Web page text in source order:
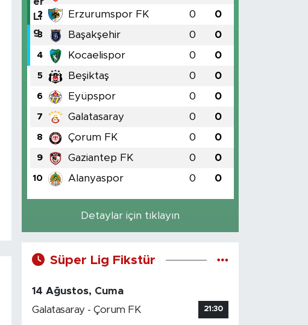
2 Erzurumspor FK 0 0
3 Başakşehir 0 0
4 Kocaelispor 0 0
5 Beşiktaş 0 0
6 Eyüpspor 0 0
7 Galatasaray 0 0
8 Çorum FK 0 0
9 Gaziantep FK 0 0
10 Alanyaspor 0 0
Detaylar için tıklayın
Süper Lig Fikstür
14 Ağustos, Cuma
Galatasaray - Çorum FK
21:30